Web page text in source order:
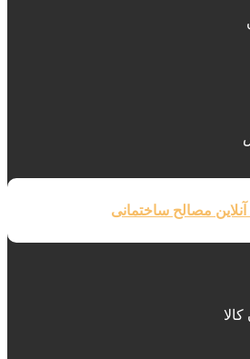
مصالح ساختمانی